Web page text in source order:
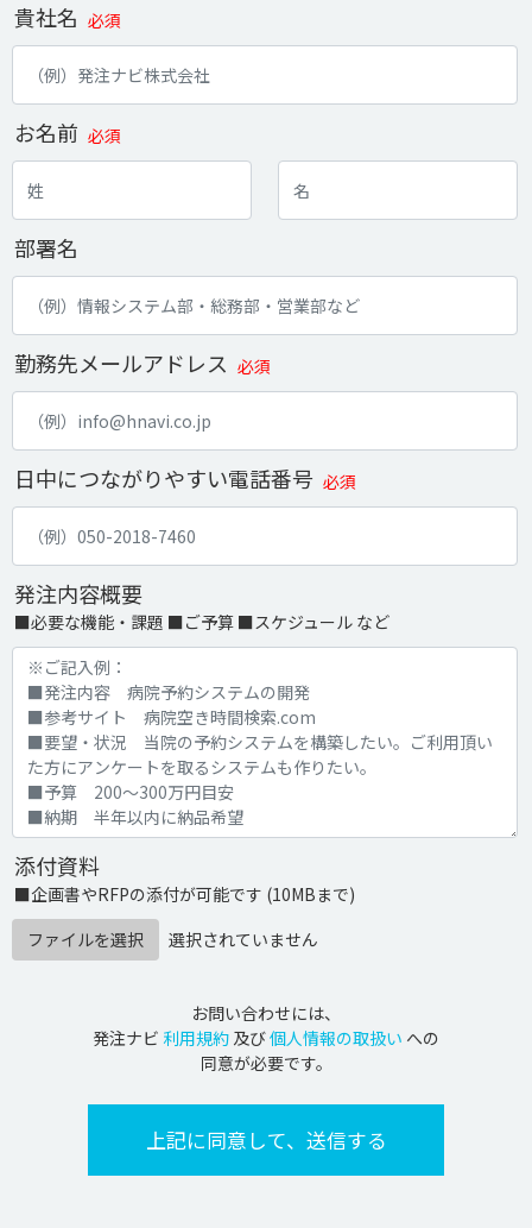
貴社名 必須
お名前 必須
部署名
勤務先メールアドレス 必須
日中につながりやすい電話番号 必須
発注内容概要
■必要な機能・課題 ■ご予算 ■スケジュール など
添付資料
■企画書やRFPの添付が可能です (10MBまで)
ファイルを選択
選択されていません
お問い合わせには、
発注ナビ 利用規約 及び個人情報の取扱い への
同意が必要です。